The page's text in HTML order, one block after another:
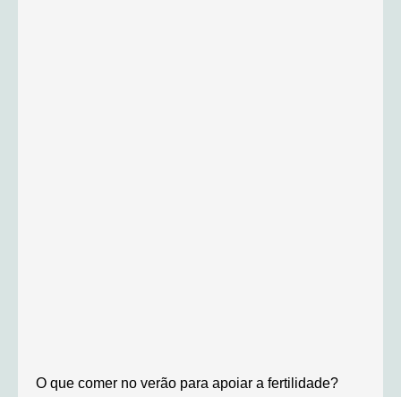
O que comer no verão para apoiar a fertilidade?